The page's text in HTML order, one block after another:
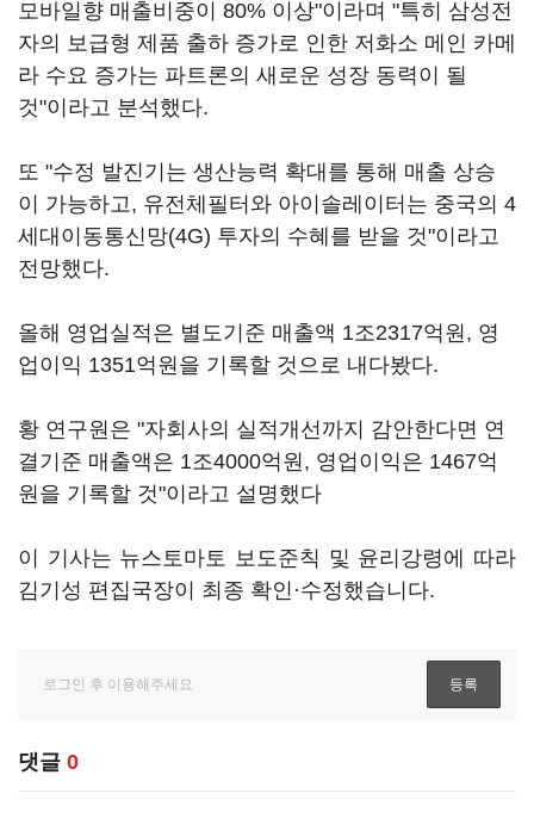
모바일향 매출비중이 80% 이상"이라며 "특히 삼성전
자의 보급형 제품 출하 증가로 인한 저화소 메인 카메
라 수요 증가는 파트론의 새로운 성장 동력이 될
것"이라고 분석했다.
또 "수정 발진기는 생산능력 확대를 통해 매출 상승
이 가능하고, 유전체필터와 아이솔레이터는 중국의 4
세대이동통신망(4G) 투자의 수혜를 받을 것"이라고
전망했다.
올해 영업실적은 별도기준 매출액 1조2317억원, 영
업이익 1351억원을 기록할 것으로 내다봤다.
황 연구원은 "자회사의 실적개선까지 감안한다면 연
결기준 매출액은 1조4000억원, 영업이익은 1467억
원을 기록할 것"이라고 설명했다
이 기사는 뉴스토마토 보도준칙 및 윤리강령에 따라
김기성 편집국장이 최종 확인·수정했습니다.
댓글 0